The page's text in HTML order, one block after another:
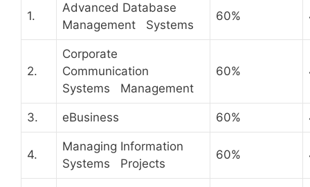
1.
Advanced Database
Management Systems
60%
2.
Corporate
Communication
Systems Management
60%
3. eBusiness 60%
4.
Managing Information
Systems Projects
60%